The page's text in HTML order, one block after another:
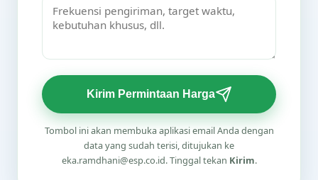
Kirim Permintaan Harga
Tombol ini akan membuka aplikasi email Anda dengan
data yang sudah terisi, ditujukan ke
eka.ramdhani@esp.co.id. Tinggal tekan Kirim.